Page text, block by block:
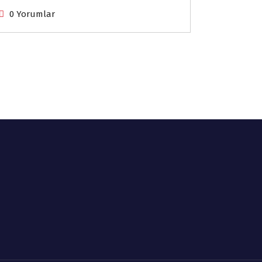
0 Yorumlar